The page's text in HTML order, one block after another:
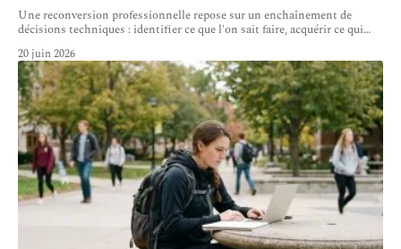
Une reconversion professionnelle repose sur un enchaînement de
décisions techniques : identifier ce que l'on sait faire, acquérir ce qui…
20 juin 2026